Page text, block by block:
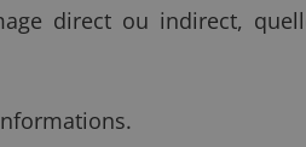
direct ou indirect,